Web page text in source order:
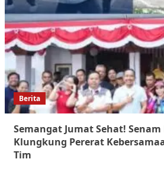
Berita
Semangat Jumat Sehat!
Klungkung Pererat
Tim